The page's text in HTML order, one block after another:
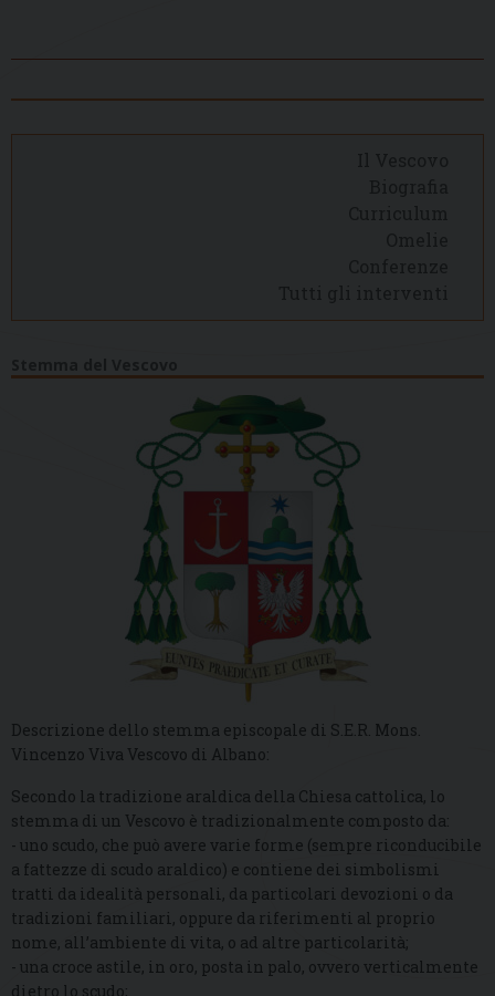
Descrizione dello stemma episcopale di S.E.R. Mons.
Vincenzo Viva Vescovo di Albano:
Secondo la tradizione araldica della Chiesa cattolica, lo
stemma di un Vescovo è tradizionalmente composto da:
- uno scudo, che può avere varie forme (sempre riconducibile
a fattezze di scudo araldico) e contiene dei simbolismi
tratti da idealità personali, da particolari devozioni o da
tradizioni familiari, oppure da riferimenti al proprio
nome, all’ambiente di vita, o ad altre particolarità;
- una croce astile, in oro, posta in palo, ovvero verticalmente
dietro lo scudo;